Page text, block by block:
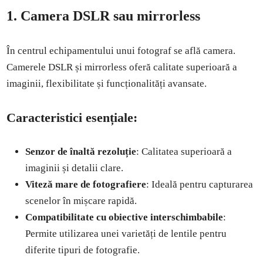
1. Camera DSLR sau mirrorless
În centrul echipamentului unui fotograf se află camera.
Camerele DSLR și mirrorless oferă calitate superioară a
imaginii, flexibilitate și funcționalități avansate.
Caracteristici esențiale:
Senzor de înaltă rezoluție: Calitatea superioară a
imaginii și detalii clare.
Viteză mare de fotografiere: Ideală pentru capturarea
scenelor în mișcare rapidă.
Compatibilitate cu obiective interschimbabile:
Permite utilizarea unei varietăți de lentile pentru
diferite tipuri de fotografie.